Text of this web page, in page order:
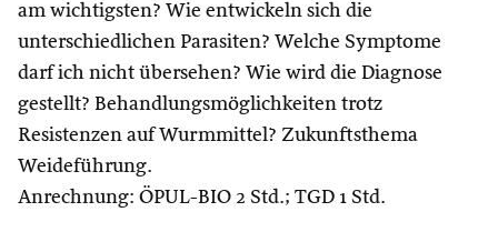
am wichtigsten? Wie entwickeln sich die
unterschiedlichen Parasiten? Welche Symptome
darf ich nicht übersehen? Wie wird die Diagnose
gestellt? Behandlungsmöglichkeiten trotz
Resistenzen auf Wurmmittel? Zukunftsthema
Weideführung.
Anrechnung: ÖPUL-BIO 2 Std.; TGD 1 Std.